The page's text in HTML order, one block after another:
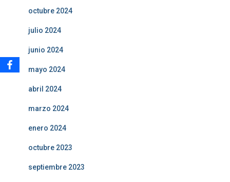
octubre 2024
julio 2024
junio 2024
mayo 2024
abril 2024
marzo 2024
enero 2024
octubre 2023
septiembre 2023